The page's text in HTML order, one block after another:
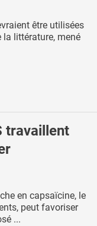
être utilisées
littérature, mené
travaillent
en capsaïcine, le
peut favoriser
...